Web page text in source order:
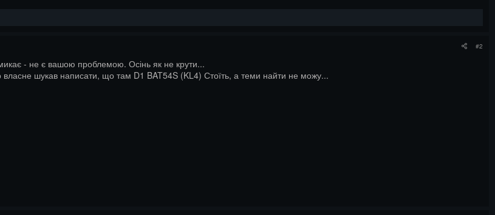
#2
- не є вашою проблемою. Осінь як не крути...
власне шукав написати, що там D1 BAT54S (KL4) Стоїть, а теми найти не можу...